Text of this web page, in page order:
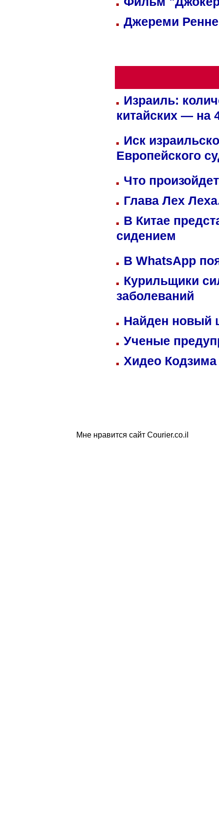
Джереми
Израиль:
китайских — на
Иск
Европейского
Что
Глава Лех
В Китае
сидением
В WhatsApp
Курильщики
заболеваний
Найден
Ученые
Хидео
Мне нравится сайт Courier.co.il